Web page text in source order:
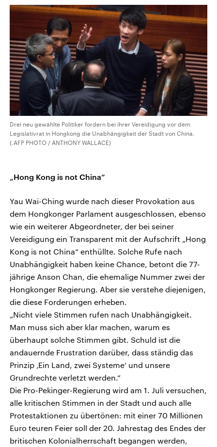
Drei neu gewählte Politiker fordern bei ihrer Vereidigung vor dem
Legislativrat in Hongkong die Unabhängigkeit der Stadt von China.
(.AFP PHOTO / ANTHONY WALLACE)
„Hong Kong is not China“
Yau Wai-Ching wurde nach dieser Provokation aus
dem Hongkonger Parlament ausgeschlossen, ebenso
wie ein weiterer Abgeordneter, der bei seiner
Vereidigung ein Transparent mit der Aufschrift „Hong
Kong is not China“ enthüllte. Solche Rufe nach
Unabhängigkeit haben keine Chance, betont die 77-
jährige Anson Chan, die ehemalige Nummer zwei der
Hongkonger Regierung. Aber sie verstehe diejenigen,
die diese Forderungen erheben.
„Nicht viele Stimmen rufen nach Unabhängigkeit.
Man muss sich aber klar machen, warum es
überhaupt solche Stimmen gibt. Schuld ist die
andauernde Frustration darüber, dass ständig das
Prinzip ‚Ein Land, zwei Systeme‘ und unsere
Grundrechte verletzt werden.“
Die Pro-Pekinger-Regierung wird am 1. Juli versuchen,
alle kritischen Stimmen in der Stadt und auch alle
Protestaktionen zu übertönen: mit einer 70 Millionen
Euro teuren Feier soll der 20. Jahrestag des Endes der
britischen Kolonialherrschaft begangen werden,